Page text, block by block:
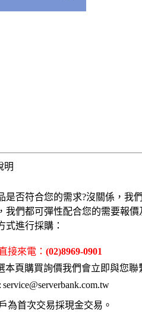
明
是否符合您的需求?沒關係，我
我們都可彈性配合您的需要報
式進行採購：
接來電： (02)8969-0901
本頁購買詢價我們會立即與您聯
service@serverbank.com.tw
為首次交易採現金交易。